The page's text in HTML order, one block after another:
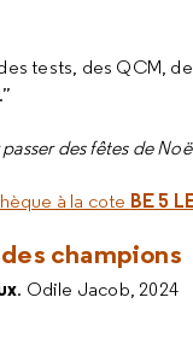
tests, des QCM,
des fêtes de
à la cote BE 5
champions
. Odile Jacob, 2024